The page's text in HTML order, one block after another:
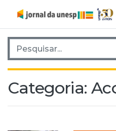
Pesquisar por:
Categoria: